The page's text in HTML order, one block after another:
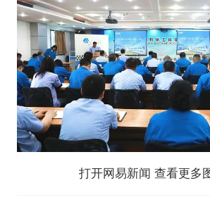
打开网易新闻 查看更多